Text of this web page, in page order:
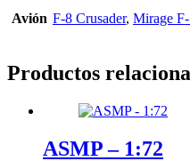
Avión F-8 Crusader, Mirage F-
Productos
ASMP – 1:72